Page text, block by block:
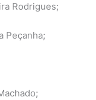
Rodrigues;
Peçanha;